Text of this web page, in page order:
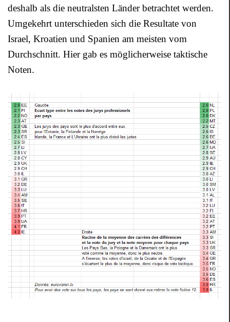
deshalb als die neutralsten Länder betrachtet werden.
Umgekehrt unterschieden sich die Resultate von
Israel, Kroatien und Spanien am meisten vom
Durchschnitt. Hier gab es möglicherweise taktische
Noten.